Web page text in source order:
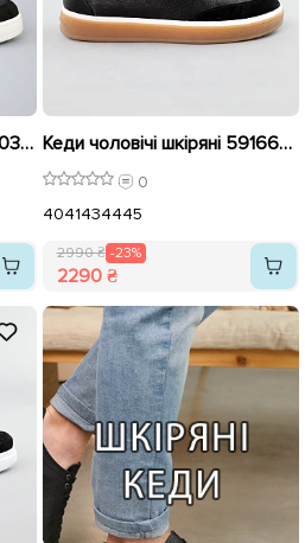
Кеди чоловічі шкіряні 594033 Чорні Кеди чоловічі шкіряні 591666 Чорні розпродаж
0
4041434445
2990 ₴ -23%
2290 ₴